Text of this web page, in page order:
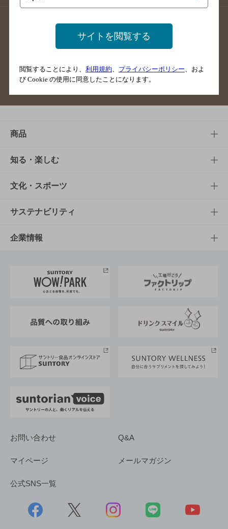
店舗登録方法のご案内
店舗情報更新方法のご案内
掲載店舗様ログイン
ご意見・ご感想
商品
商品TOP
商品一覧
商品発売情報
栄養成分一覧
知る・楽しむ
知る・楽しむTOP
キャンペーン
工場見学
地域情報
文化・スポーツ
文化・スポーツTOP
サントリーホール
サントリーサンバーズ大阪
サステナビリティ
サステナビリティTOP
サントリーが考えるサステナビリティ経営
企業情報
企業概要
採用情報
お問い合わせ Q&A
マイページ メールマガジン
公式SNS一覧
サイトを閲覧する
閲覧することにより、 利用規約 プライバシーポリシー 、およ
び Cookie の使用に同意したことになります。